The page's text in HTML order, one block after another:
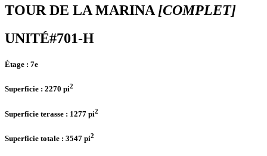
TOUR DE LA MARINA [COMPLET]
UNITÉ#701-H
Étage : 7e
Superficie : 2270 pi2
Superficie terasse : 1277 pi2
Superficie totale : 3547 pi2